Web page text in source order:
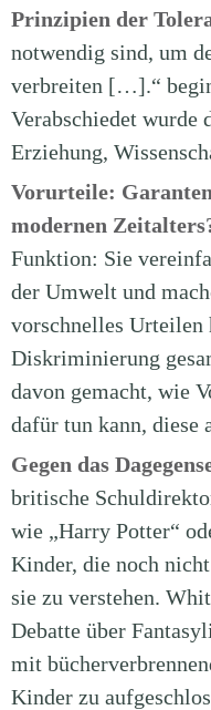
Prinzipien der
notwendig sind, um
verbreiten […].“
Verabschiedet wurde
Erziehung,
Vorurteile:
modernen
Funktion: Sie
der Umwelt und
vorschnelles Urteilen
Diskriminierung
davon gemacht, wie
dafür tun kann, diese
Gegen das
britische
wie „Harry Potter“
Kinder, die noch
sie zu verstehen.
Debatte über
mit
Kinder zu